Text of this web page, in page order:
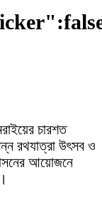
চারশত
রথযাত্রা উৎসব ও
আয়োজনে